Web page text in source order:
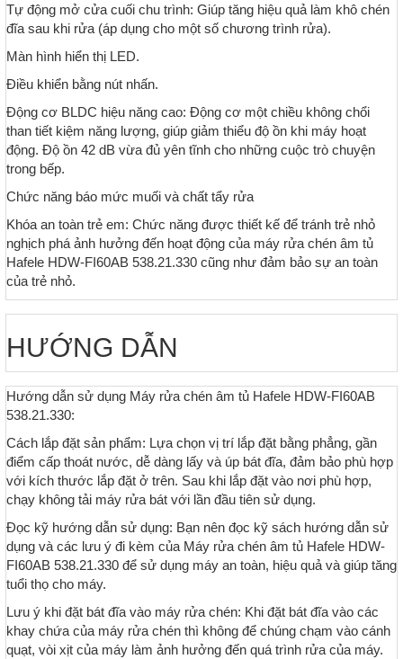
Tự động mở cửa cuối chu trình: Giúp tăng hiệu quả làm khô chén
đĩa sau khi rửa (áp dụng cho một số chương trình rửa).
Màn hình hiển thị LED.
Điều khiển bằng nút nhấn.
Động cơ BLDC hiệu năng cao: Động cơ một chiều không chổi
than tiết kiệm năng lượng, giúp giảm thiểu độ ồn khi máy hoạt
động. Độ ồn 42 dB vừa đủ yên tĩnh cho những cuộc trò chuyện
trong bếp.
Chức năng báo mức muối và chất tẩy rửa
Khóa an toàn trẻ em: Chức năng được thiết kế để tránh trẻ nhỏ
nghịch phá ảnh hưởng đến hoạt động của máy rửa chén âm tủ
Hafele HDW-FI60AB 538.21.330 cũng như đảm bảo sự an toàn
của trẻ nhỏ.
HƯỚNG DẪN
Hướng dẫn sử dụng Máy rửa chén âm tủ Hafele HDW-FI60AB
538.21.330:
Cách lắp đặt sản phẩm: Lựa chọn vị trí lắp đặt bằng phẳng, gần
điểm cấp thoát nước, dễ dàng lấy và úp bát đĩa, đảm bảo phù hợp
với kích thước lắp đặt ở trên. Sau khi lắp đặt vào nơi phù hợp,
chạy không tải máy rửa bát với lần đầu tiên sử dụng.
Đọc kỹ hướng dẫn sử dụng: Bạn nên đọc kỹ sách hướng dẫn sử
dụng và các lưu ý đi kèm của Máy rửa chén âm tủ Hafele HDW-
FI60AB 538.21.330 để sử dụng máy an toàn, hiệu quả và giúp tăng
tuổi thọ cho máy.
Lưu ý khi đặt bát đĩa vào máy rửa chén: Khi đặt bát đĩa vào các
khay chứa của máy rửa chén thì không để chúng chạm vào cánh
quạt, vòi xịt của máy làm ảnh hưởng đến quá trình rửa của máy.